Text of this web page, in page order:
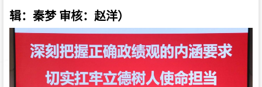
辑：秦梦 审核：赵洋）